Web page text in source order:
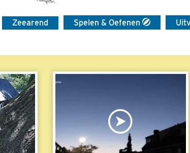
Zeearend Spelen & Oefenen